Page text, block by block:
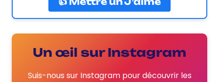
Un œil sur Instagram
Suis-nous sur Instagram pour découvrir les